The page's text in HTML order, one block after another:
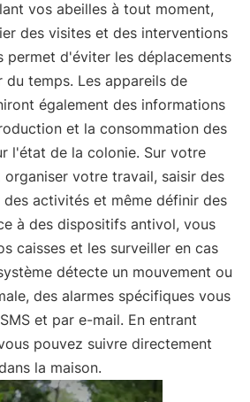
vos abeilles à tout moment,
des visites et des interventions
permet d'éviter les déplacements
temps. Les appareils de
également des informations
et la consommation des
l'état de la colonie. Sur votre
votre travail, saisir des
activités et même définir des
à des dispositifs antivol, vous
caisses et les surveiller en cas
détecte un mouvement ou
des alarmes spécifiques vous
et par e-mail. En entrant
pouvez suivre directement
la maison.